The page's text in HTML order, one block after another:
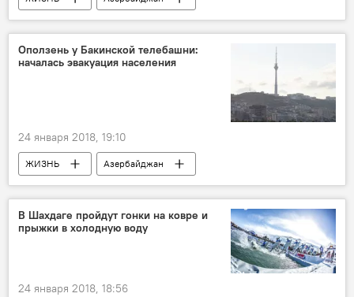
Происшествия
Новости
Лянкяранский район
Лиман
МВД АР
Убийство
Оползень у Бакинской телебашни:
началась эвакуация населения
24 января 2018, 19:10
ЖИЗНЬ
Азербайджан
Происшествия
Новости
Баку
телебашня
эвакуация
Оползень в Баку
В Шахдаге пройдут гонки на ковре и
прыжки в холодную воду
24 января 2018, 18:56